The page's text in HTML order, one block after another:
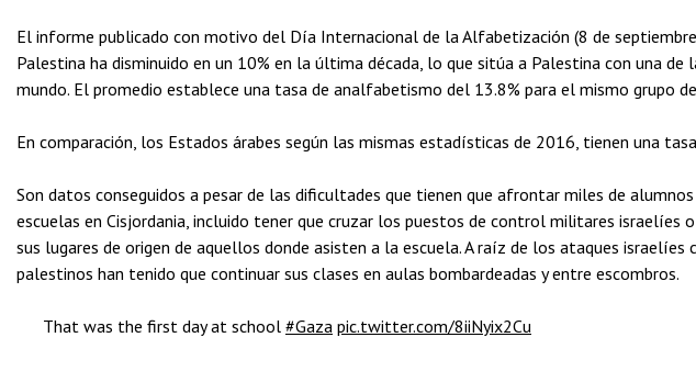
El informe publicado con motivo del Día Internacional de la Alfabetización (8 de
Palestina ha disminuido en un 10% en la última década, lo que sitúa a Palestina con una
mundo. El promedio establece una tasa de analfabetismo del 13.8% para el mismo grupo
En comparación, los Estados árabes según las mismas estadísticas de 2016, tienen una
Son datos conseguidos a pesar de las dificultades que tienen que afrontar miles de
escuelas en Cisjordania, incluido tener que cruzar los puestos de control militares israelíes
sus lugares de origen de aquellos donde asisten a la escuela. A raíz de los ataques
palestinos han tenido que continuar sus clases en aulas bombardeadas y entre escombros.
That was the first day at school #Gaza pic.twitter.com/8iiNyix2Cu